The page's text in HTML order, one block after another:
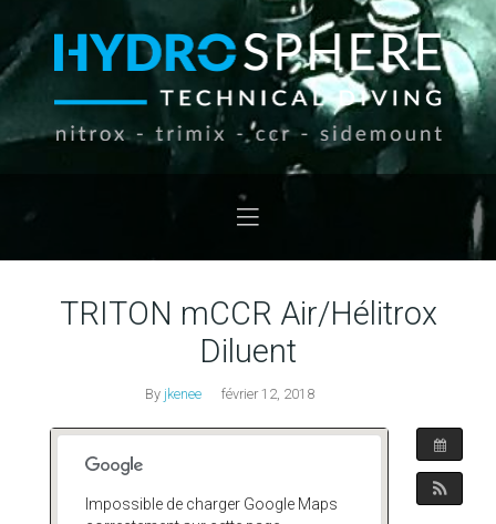
TRITON mCCR Air/Hélitrox
Diluent
By jkenee février 12, 2018
Impossible de charger Google Maps